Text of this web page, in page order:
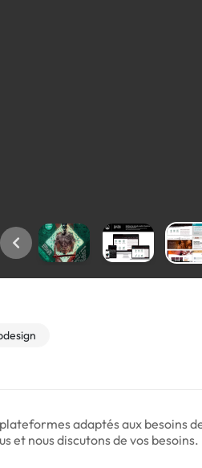
adaptés aux besoins
et nous discutons de vos